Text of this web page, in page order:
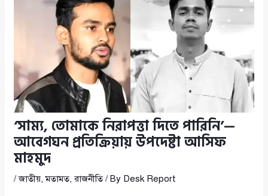
‘সাম্য, তোমাকে নিরাপত্তা দিতে পারিনি’—
আবেগঘন প্রতিক্রিয়ায় উপদেষ্টা আসিফ
মাহমুদ
/জাতীয়,মতামত,রাজনীতি/ By Desk Report